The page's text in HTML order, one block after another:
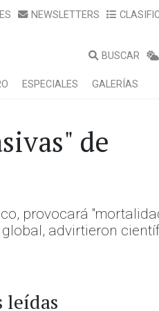
NEWSLETTERS
BUSCAR
ESPECIALES GALERÍAS
de
provocará
advirtieron
leídas